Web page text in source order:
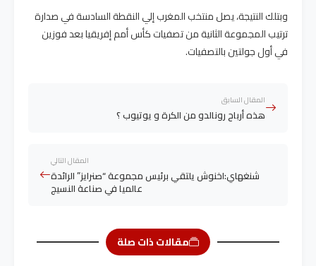
وبتلك النتيجة، يصل منتخب المغرب إلي النقطة السادسة في صدارة
ترتيب المجموعة الثانية من تصفيات كأس أمم إفريقيا بعد فوزين
في أول جولتين بالتصفيات.
المقال السابق
هذه أرباح رونالدو من الكرة و يوتيوب ؟
المقال التالي
شنغهاي:اخنوش يلتقي برئيس مجموعة “صنرايز” الرائدة
عالميا في صناعة النسيج
مقالات ذات صلة